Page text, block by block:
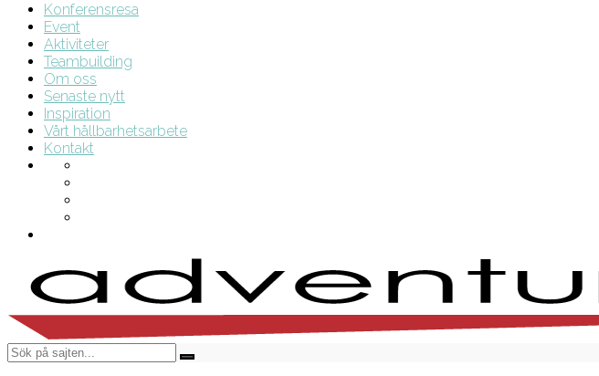
Konferensresa
Event
Aktiviteter
Teambuilding
Om oss
Senaste nytt
Inspiration
Vårt hållbarhetsarbete
Kontakt